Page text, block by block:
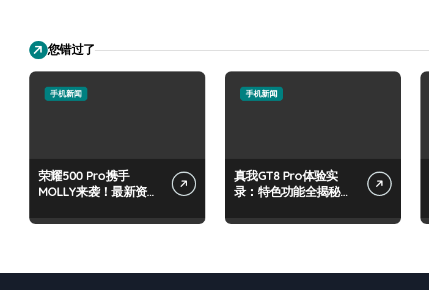
您错过了
手机新闻
荣耀500 Pro携手
MOLLY来袭！最新资讯
手机新闻
真我GT8 Pro体验实
录：特色功能全揭秘，